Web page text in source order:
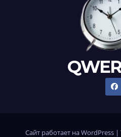
Сайт работает на WordPress |